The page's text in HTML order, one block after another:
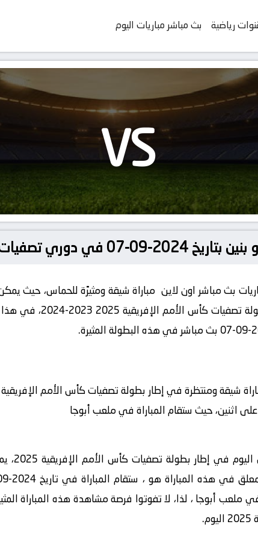
رياضية بث مباشر مباريات اليوم
VS
الأمم الإفريقية 2025
بث مباشر اون لاين مباراة شيقة ومثيرًة للحماس، حيث
2025 2023-2024، في هذا المقال ضمن موقع
على اثنين، حيث ستقام المباراة في ملعب أبوجا
سيتم بث
في ملعب أبوجا ، لذا، لا تفوتوا فرصة مشاهدة هذه المباراة